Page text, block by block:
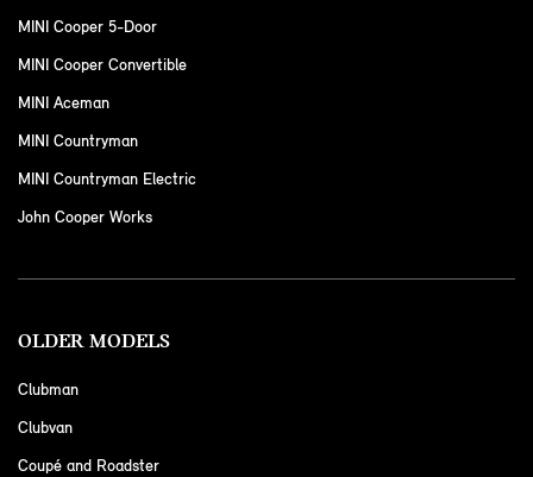
MINI Cooper 5-Door
MINI Cooper Convertible
MINI Aceman
MINI Countryman
MINI Countryman Electric
John Cooper Works
OLDER MODELS
Clubman
Clubvan
Coupé and Roadster